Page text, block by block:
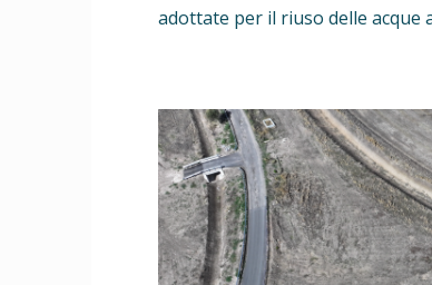
adottate per il riuso delle acque